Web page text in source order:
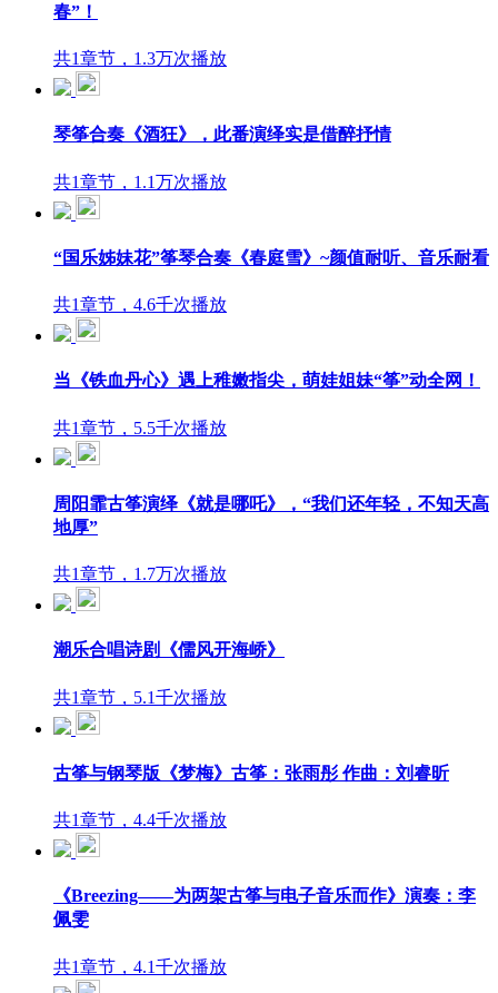
春”！
共1章节，1.3万次播放
琴筝合奏《酒狂》，此番演绎实是借醉抒情
共1章节，1.1万次播放
“国乐姊妹花”筝琴合奏《春庭雪》~颜值耐听、音乐耐看
共1章节，4.6千次播放
当《铁血丹心》遇上稚嫩指尖，萌娃姐妹“筝”动全网！
共1章节，5.5千次播放
周阳霏古筝演绎《就是哪吒》，“我们还年轻，不知天高
地厚”
共1章节，1.7万次播放
潮乐合唱诗剧《儒风开海峤》
共1章节，5.1千次播放
古筝与钢琴版《梦梅》古筝：张雨彤 作曲：刘睿昕
共1章节，4.4千次播放
《Breezing——为两架古筝与电子音乐而作》演奏：李
佩雯
共1章节，4.1千次播放